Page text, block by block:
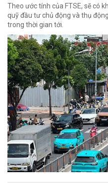
Theo ước tính của FTSE, sẽ có
quỹ đầu tư chủ động và thụ
trong thời gian tới.